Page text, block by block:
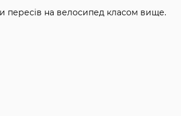
пересів на велосипед класом вище.